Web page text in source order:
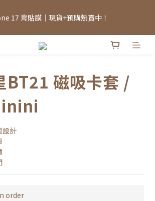
庫存為準，敬請見諒。」
17 背貼膜｜現貨+預購熱賣中！
部分庫存可能需等候，實際出貨情況將依當日
BT21 磁吸卡套 /
設計
order